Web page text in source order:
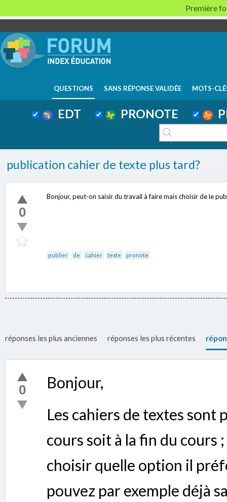
QUESTIONS SANS RÉPONSE VALIDÉE MOTS-
EDT PRONOTE
publication cahier de texte plus tard?
0
Bonjour, peut-on saisir du travail à faire mais choisir de le
publier de cahier texte pronote
réponses les plus anciennes réponses les plus récentes
0
Bonjour,
Les cahiers de textes sont
cours soit à la fin du cours
choisir quelle option il
pouvez par exemple déjà
Première